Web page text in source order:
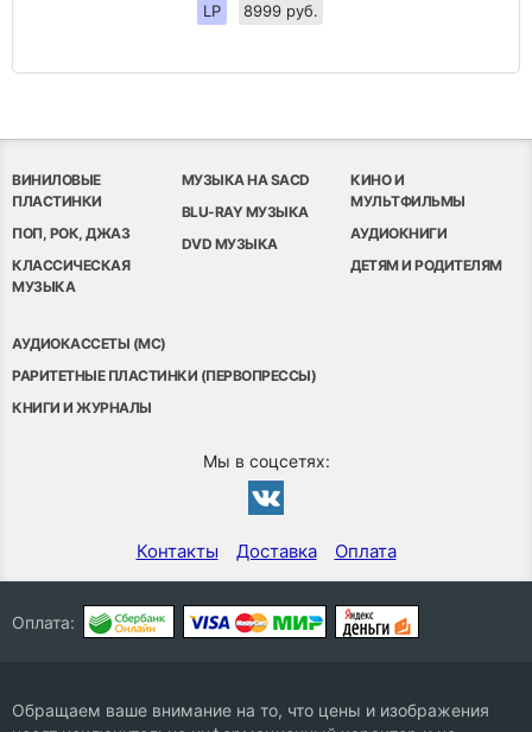
LP 8999 руб.
ВИНИЛОВЫЕ
ПЛАСТИНКИ
ПОП, РОК, ДЖАЗ
КЛАССИЧЕСКАЯ
МУЗЫКА
МУЗЫКА НА SACD
BLU-RAY МУЗЫКА
DVD МУЗЫКА
КИНО И
МУЛЬТФИЛЬМЫ
АУДИОКНИГИ
ДЕТЯМ И РОДИТЕЛЯМ
АУДИОКАССЕТЫ (MC)
РАРИТЕТНЫЕ ПЛАСТИНКИ (ПЕРВОПРЕССЫ)
КНИГИ И ЖУРНАЛЫ
Мы в соцсетях:
Контакты Доставка Оплата
Оплата:
Обращаем ваше внимание на то, что цены и изображения